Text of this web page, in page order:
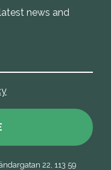
news and
22, 113 59